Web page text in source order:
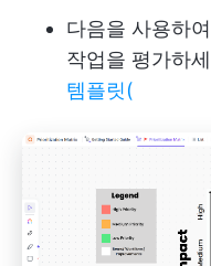
다음을 사용하
작업을 평가하
템플릿(